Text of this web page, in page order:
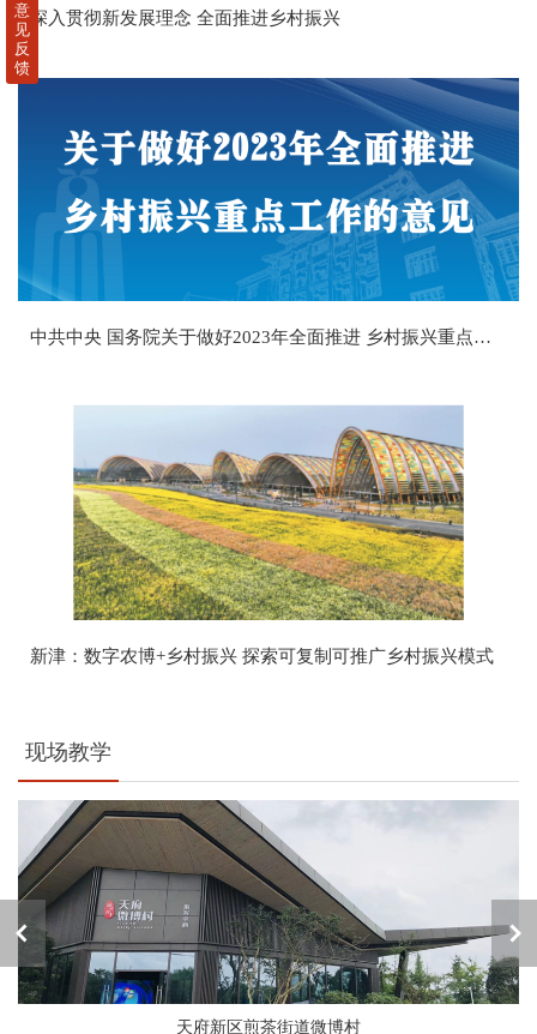
深入贯彻新发展理念 全面推进乡村振兴
中共中央 国务院关于做好2023年全面推进 乡村振兴重点工作的意见
新津：数字农博+乡村振兴 探索可复制可推广乡村振兴模式
现场教学
天府新区煎茶街道微博村
意
见
反
馈